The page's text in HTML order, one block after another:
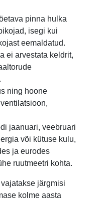
pinna hulka
isegi kui
eemaldatud.
ei arvestata keldrit,
ning hoone
jaanuari, veebruari
või kütuse kulu,
ja eurodes
ruutmeetri kohta.
järgmisi
kolme aasta